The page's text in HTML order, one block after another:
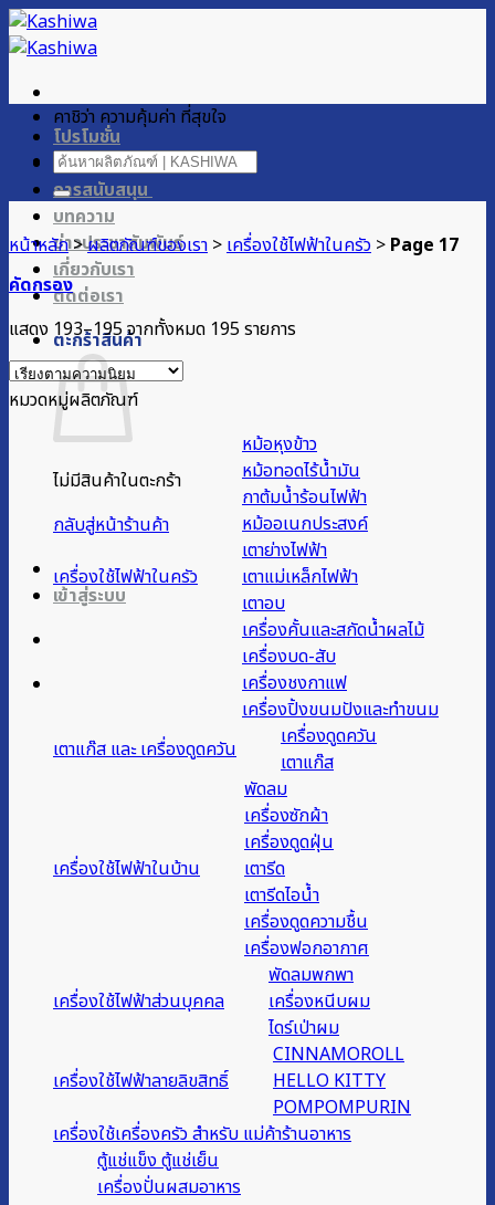
ข้าม
ไป
เนื้อหา
โปรโมชั่น
ผลิตภัณฑ์ของเรา
การสนับสนุน
บทความ
ข่าวประชาสัมพันธ์
เกี่ยวกับเรา
ติดต่อเรา
ตะกร้าสินค้า
ไม่มีสินค้าในตะกร้า
กลับสู่หน้าร้านค้า
เข้าสู่ระบบ
คาชิว่า ความคุ้มค่า ที่สุขใจ
ค้นหา:
หน้าหลัก>ผลิตภัณฑ์ของเรา >เครื่องใช้ไฟฟ้าในครัว > Page 17
คัดกรอง
แสดง 193–195 จากทั้งหมด 195 รายการ
หมวดหมู่ผลิตภัณฑ์
เครื่องใช้ไฟฟ้าในครัว
หม้อหุงข้าว
หม้อทอดไร้น้ำมัน
กาต้มน้ำร้อนไฟฟ้า
หม้ออเนกประสงค์
เตาย่างไฟฟ้า
เตาแม่เหล็กไฟฟ้า
เตาอบ
เครื่องคั้นและสกัดน้ำผลไม้
เครื่องบด-สับ
เครื่องชงกาแฟ
เครื่องปิ้งขนมปังและทำขนม
เตาแก๊ส และ เครื่องดูดควัน
เครื่องดูดควัน
เตาแก๊ส
เครื่องใช้ไฟฟ้าในบ้าน
พัดลม
เครื่องซักผ้า
เครื่องดูดฝุ่น
เตารีด
เตารีดไอน้ำ
เครื่องดูดความชื้น
เครื่องฟอกอากาศ
เครื่องใช้ไฟฟ้าส่วนบุคคล
พัดลมพกพา
เครื่องหนีบผม
ไดร์เป่าผม
เครื่องใช้ไฟฟ้าลายลิขสิทธิ์
CINNAMOROLL
HELLO KITTY
POMPOMPURIN
เครื่องใช้เครื่องครัว สำหรับ แม่ค้าร้านอาหาร
ตู้แช่แข็ง ตู้แช่เย็น
เครื่องปั่นผสมอาหาร